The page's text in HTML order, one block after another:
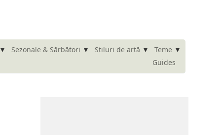
▾ Sezonale & Sărbători ▾ Stiluri de artă ▾ Teme ▾
Guides